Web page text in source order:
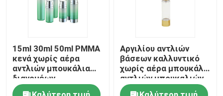
Προϊόντα
Σχετικά με εμάς
15ml 30ml 50ml PMMA
κενά χωρίς αέρα
αντλιών μπουκάλια
διανομέων
μπουκαλιών ασημένια
Αργιλίου αντλιών
βάσεων καλλυντικό
χωρίς αέρα μπουκάλι
αντλιών μπουκαλιών
15ml 30ml 50ml χωρίς